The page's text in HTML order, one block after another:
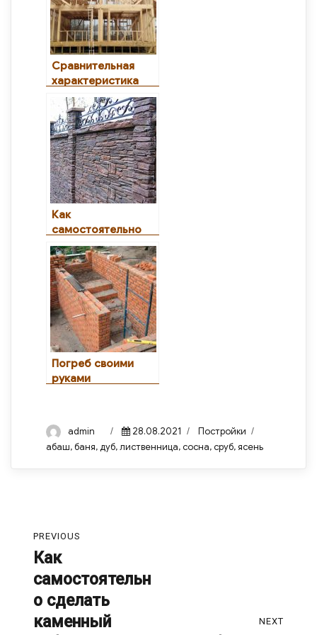
Сравнительная
характеристика
мансарды и
чердачного этажа
Как
самостоятельно
сделать каменный
забор: делаем
фундамент
Погреб своими
руками
Author
admin
Posted
on
28.08.2021 Categories
Постройки
абаш,баня,дуб,лиственница,сосна,сруб,ясень
по
записям
PREVIOUS
Previous
post:
Как
самостоятельн
о сделать
каменный
NEXT